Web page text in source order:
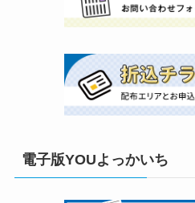
電子版YOUよっかいち